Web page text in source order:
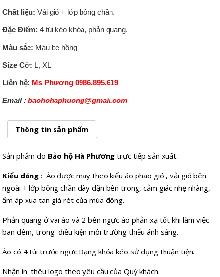
Chất liệu: Vải gió + lớp bông chần.
Đặc Điểm: 4 túi kéo khóa, phản quang.
Màu sắc: Màu be hồng
Size Cỡ: L, XL
Liên hệ: Ms Phương 0986.895.619
Email : baohohaphuong@gmail.com
Thông tin sản phẩm
Sản phẩm do Bảo hộ Hà Phương trực tiếp sản xuất.
Kiểu dáng : Áo được may theo kiểu áo phao gió , vải gió bên
ngoài + lớp bông chần dày dặn bên trong, cảm giác nhẹ nhàng,
ấm áp xua tan giá rét của mùa đông.
Phản quang ở vai áo và 2 bên ngực áo phản xạ tốt khi làm việc
ban đêm, trong điều kiện môi trường thiếu ánh sáng.
Áo có 4 túi trước ngực.Dạng khóa kéo sử dụng thuận tiện.
Nhận in, thêu logo theo yêu cầu của Quý khách.